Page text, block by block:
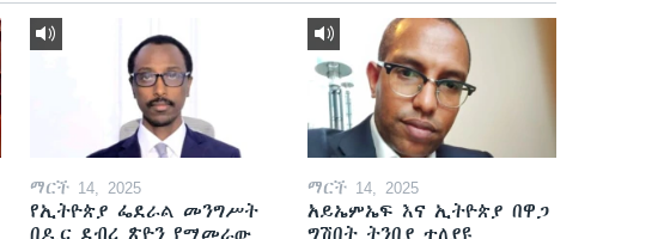
ማርች 14, 2025
የኢትዮጵያ ፌደራል መንግሥት
በዶ.ር ደብረ ጽዮን የሚመራው
ማርች 14, 2025
አይኤምኤፍ እና ኢትዮጵያ በዋጋ
ግሽበት ትንበያ ተለያዩ